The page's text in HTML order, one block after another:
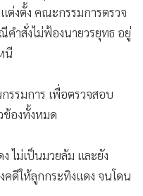
งตั้ง คณะกรรมการตรวจ
ำสั่งไม่ฟ้องนายวรยุทธ อยู่
นี
รรมการ เพื่อตรวจสอบ
ข้องทั้งหมด
ไม่เป็นมวยล้ม และยัง
ดีให้ลูกกระทิงแดง จนโดน